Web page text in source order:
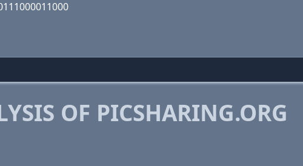
OF PICSHARING.ORG